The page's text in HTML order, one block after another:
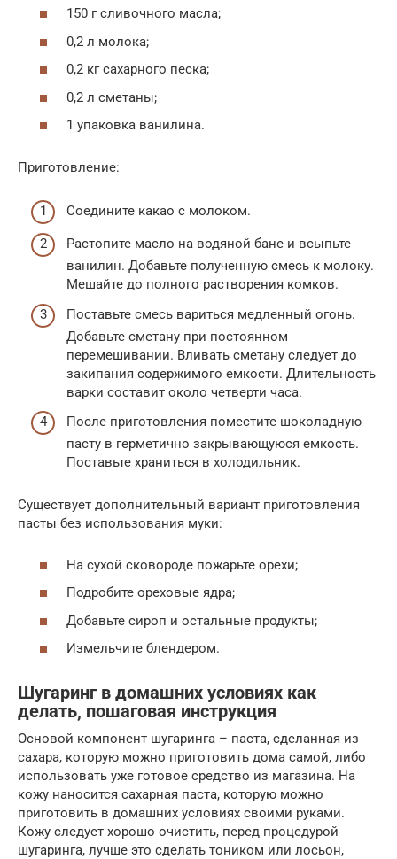
150 г сливочного масла;
0,2 л молока;
0,2 кг сахарного песка;
0,2 л сметаны;
1 упаковка ванилина.
Приготовление:
Соедините какао с молоком.
Растопите масло на водяной бане и всыпьте
ванилин. Добавьте полученную смесь к молоку.
Мешайте до полного растворения комков.
Поставьте смесь вариться медленный огонь.
Добавьте сметану при постоянном
перемешивании. Вливать сметану следует до
закипания содержимого емкости. Длительность
варки составит около четверти часа.
После приготовления поместите шоколадную
пасту в герметично закрывающуюся емкость.
Поставьте храниться в холодильник.
Существует дополнительный вариант приготовления
пасты без использования муки:
На сухой сковороде пожарьте орехи;
Подробите ореховые ядра;
Добавьте сироп и остальные продукты;
Измельчите блендером.
Шугаринг в домашних условиях как
делать, пошаговая инструкция
Основой компонент шугаринга – паста, сделанная из
сахара, которую можно приготовить дома самой, либо
использовать уже готовое средство из магазина. На
кожу наносится сахарная паста, которую можно
приготовить в домашних условиях своими руками.
Кожу следует хорошо очистить, перед процедурой
шугаринга, лучше это сделать тоником или лосьон,